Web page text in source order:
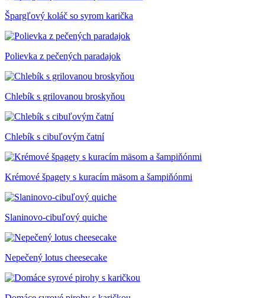
Špargľový koláč so syrom karička
Polievka z pečených paradajok
Chlebík s grilovanou broskyňou
Chlebík s cibuľovým čatní
Krémové špagety s kuracím mäsom a šampiňónmi
Slaninovo-cibuľový quiche
Nepečený lotus cheesecake